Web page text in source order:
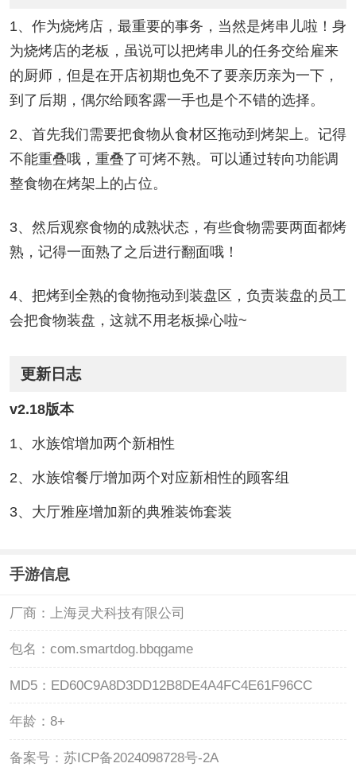
1、作为烧烤店，最重要的事务，当然是烤串儿啦！身
为烧烤店的老板，虽说可以把烤串儿的任务交给雇来
的厨师，但是在开店初期也免不了要亲历亲为一下，
到了后期，偶尔给顾客露一手也是个不错的选择。
2、首先我们需要把食物从食材区拖动到烤架上。记得
不能重叠哦，重叠了可烤不熟。可以通过转向功能调
整食物在烤架上的占位。
3、然后观察食物的成熟状态，有些食物需要两面都烤
熟，记得一面熟了之后进行翻面哦！
4、把烤到全熟的食物拖动到装盘区，负责装盘的员工
会把食物装盘，这就不用老板操心啦~
更新日志
v2.18版本
1、水族馆增加两个新相性
2、水族馆餐厅增加两个对应新相性的顾客组
3、大厅雅座增加新的典雅装饰套装
手游信息
厂商： 上海灵犬科技有限公司
包名： com.smartdog.bbqgame
MD5： ED60C9A8D3DD12B8DE4A4FC4E61F96CC
年龄： 8+
备案号： 苏ICP备2024098728号-2A